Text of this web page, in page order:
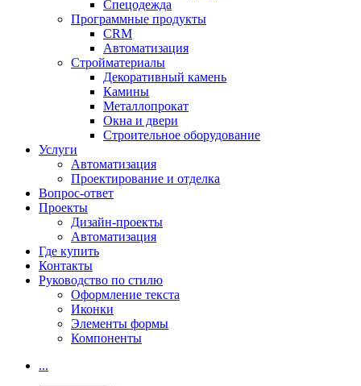
Спецодежда
Программные продукты
CRM
Автоматизация
Стройматериалы
Декоративный камень
Камины
Металлопрокат
Окна и двери
Строительное оборудование
Услуги
Автоматизация
Проектирование и отделка
Вопрос-ответ
Проекты
Дизайн-проекты
Автоматизация
Где купить
Контакты
Руководство по стилю
Оформление текста
Иконки
Элементы формы
Компоненты
...